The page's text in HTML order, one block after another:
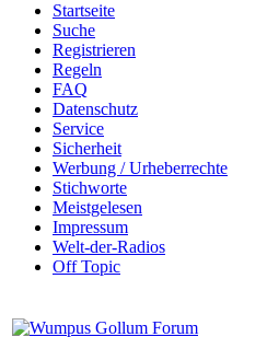
Startseite
Suche
Registrieren
Regeln
FAQ
Datenschutz
Service
Sicherheit
Werbung / Urheberrechte
Stichworte
Meistgelesen
Impressum
Welt-der-Radios
Off Topic